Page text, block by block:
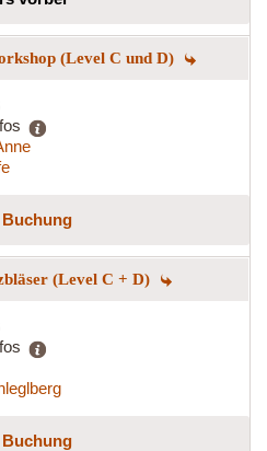
(Level C und D)
(Level C + D)